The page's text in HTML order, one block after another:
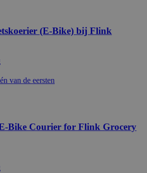
(E-Bike) bij Flink
van de eersten
Bike Courier for Flink Grocery